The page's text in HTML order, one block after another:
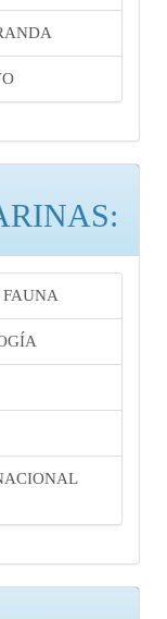
FAUNA